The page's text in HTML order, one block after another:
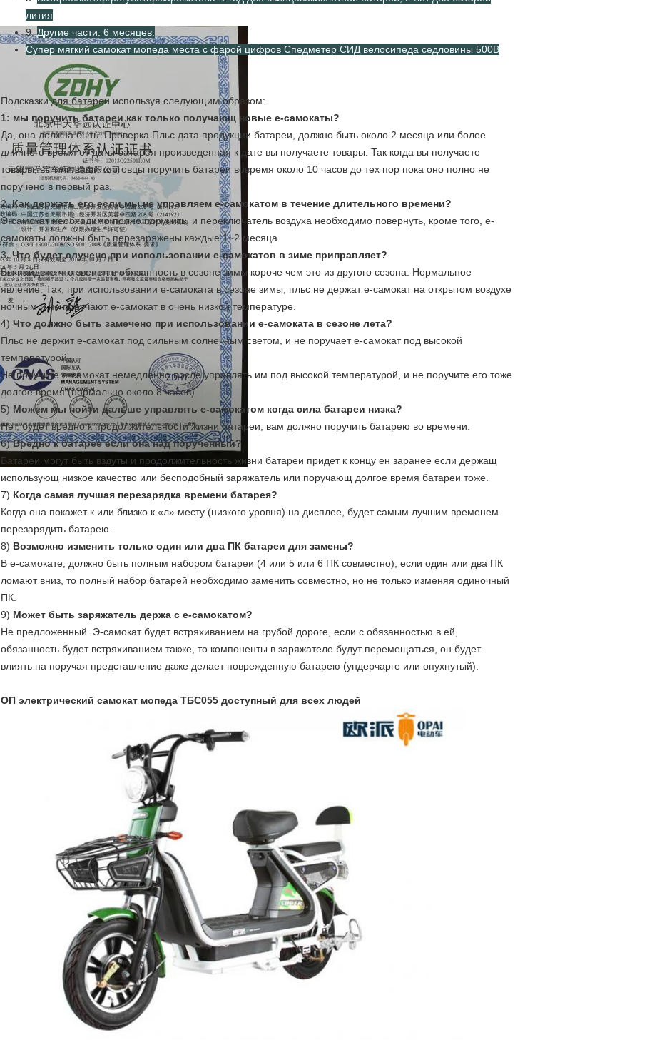
лития
9.Другие части: 6 месяцев.
Супер мягкий самокат мопеда места с фарой цифров Спедметер СИД велосипеда седловины 500В
Подсказки для батареи используя следующим образом:
1: мы поручить батареи как только получающ новые е-самокаты?
Да, она должна быть. Проверка Пльс дата продукции батареи, должно быть около 2 месяца или более
длинного время от даты батарея произведенная к дате вы получаете товары. Так когда вы получаете
товары, вы или ваши торговцы поручить батареи вовремя около 10 часов до тех пор пока оно полно не
поручено в первый раз.
2.Как держать его если мы не управляем е-самокатом в течение длительного времени?
Э-самокат необходимо полно поручить, и переключатель воздуха необходимо повернуть, кроме того, е-
самокаты должны быть перезаряжены каждые 1~2 месяца.
3.Что будет случено при использовании е-самокатов в зиме приправляет?
Вы найдете что звенел в обязанность в сезоне зимы короче чем это из другого сезона. Нормальное
явление. Так, при использовании е-самоката в сезоне зимы, пльс не держат е-самокат на открытом воздухе
ночным и не поручают е-самокат в очень низкой температуре.
4) Что должно быть замечено при использовании е-самоката в сезоне лета?
Пльс не держит е-самокат под сильным солнечным светом, и не поручает е-самокат под высокой
температурой.
Не поручите е-самокат немедленно после управлять им под высокой температурой, и не поручите его тоже
долгое время (нормально около 8 часов)
5) Можем мы пойти дальше управлять е-самокатом когда сила батареи низка?
Нет, будет вредно к продолжительности жизни батареи, вам должно поручить батарею во времени.
6)Вредно к батарее если она над порученный?
Батареи могут быть вздуты и продолжительность жизни батареи придет к концу ен заранее если держащ
использующ низкое качество или бесподобный заряжатель или поручающ долгое время батареи тоже.
7) Когда самая лучшая перезарядка времени батарея?
Когда она покажет к или близко к «л» месту (низкого уровня) на дисплее, будет самым лучшим временем
перезарядить батарею.
8) Возможно изменить только один или два ПК батареи для замены?
В е-самокате, должно быть полным набором батареи (4 или 5 или 6 ПК совместно), если один или два ПК
ломают вниз, то полный набор батарей необходимо заменить совместно, но не только изменяя одиночный
ПК.
9) Может быть заряжатель держа с е-самокатом?
Не предложенный. Э-самокат будет встряхиванием на грубой дороге, если с обязанностью в ей,
обязанность будет встряхиванием также, то компоненты в заряжателе будут перемещаться, он будет
влиять на поручая представление даже делает поврежденную батарею (ундерчарге или опухнутый).
ОП электрический самокат мопеда ТБС055 доступный для всех людей